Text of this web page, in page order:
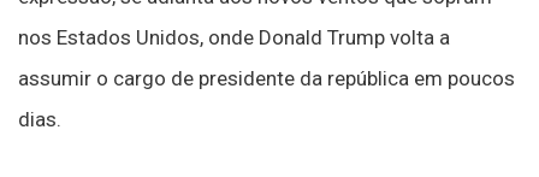
nos Estados Unidos, onde Donald Trump volta a
assumir o cargo de presidente da república em poucos
dias.